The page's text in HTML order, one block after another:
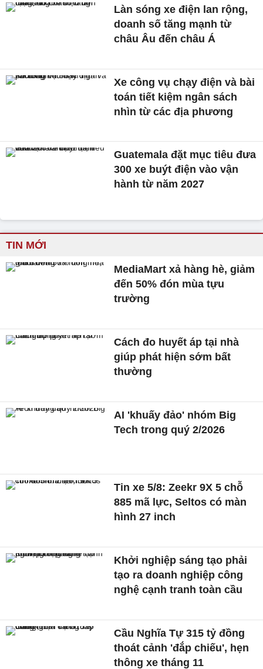
Làn sóng xe điện lan rộng,
doanh số tăng mạnh từ
châu Âu đến châu Á
Xe công vụ chạy điện và bài
toán tiết kiệm ngân sách
nhìn từ các địa phương
Guatemala đặt mục tiêu đưa
300 xe buýt điện vào vận
hành từ năm 2027
TIN MỚI
MediaMart xả hàng hè, giảm
đến 50% đón mùa tựu
trường
Cách đo huyết áp tại nhà
giúp phát hiện sớm bất
thường
AI 'khuấy đảo' nhóm Big
Tech trong quý 2/2026
Tin xe 5/8: Zeekr 9X 5 chỗ
885 mã lực, Seltos có màn
hình 27 inch
Khởi nghiệp sáng tạo phải
tạo ra doanh nghiệp công
nghệ cạnh tranh toàn cầu
Cầu Nghĩa Tự 315 tỷ đồng
thoát cảnh 'đắp chiếu', hẹn
thông xe tháng 11